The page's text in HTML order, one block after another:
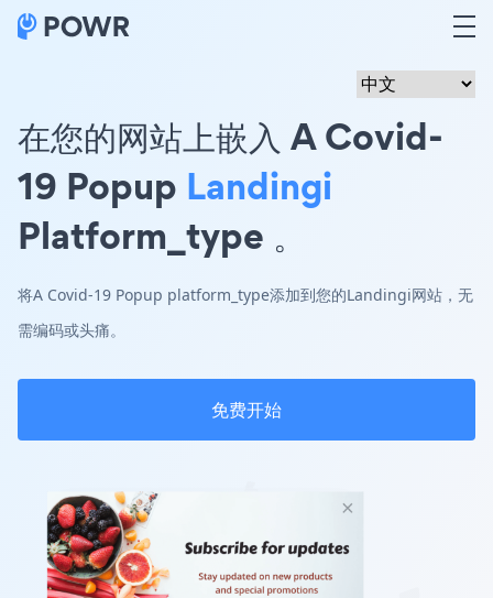
在您的网站上嵌入 A Covid-
19 Popup Landingi
Platform_type 。
将A Covid-19 Popup platform_type添加到您的Landingi网站，无
需编码或头痛。
免费开始